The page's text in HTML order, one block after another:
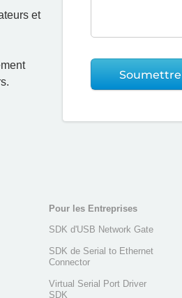
et
Soumettre
Pour les Entreprises
SDK d'USB Network Gate
SDK de Serial to Ethernet
Connector
Virtual Serial Port Driver
SDK